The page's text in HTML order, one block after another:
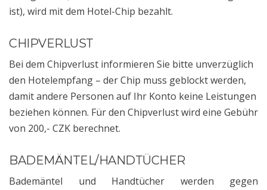
ist), wird mit dem Hotel-Chip bezahlt.
CHIPVERLUST
Bei dem Chipverlust informieren Sie bitte unverzüglich
den Hotelempfang – der Chip muss geblockt werden,
damit andere Personen auf Ihr Konto keine Leistungen
beziehen können. Für den Chipverlust wird eine Gebühr
von 200,- CZK berechnet.
BADEMÄNTEL/HANDTÜCHER
Bademäntel und Handtücher werden gegen